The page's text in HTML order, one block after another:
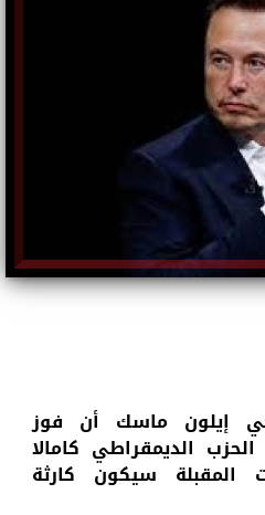
إيلون ماسك أن فوز
الديمقراطي كامالا
المقبلة سيكون كارثة